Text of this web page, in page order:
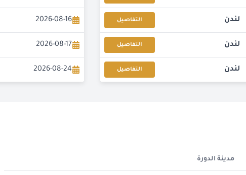
لندن التفاصيل
لندن التفاصيل
لندن التفاصيل
2026-08-16
2026-08-17
2026-08-24
مدينة الدورة